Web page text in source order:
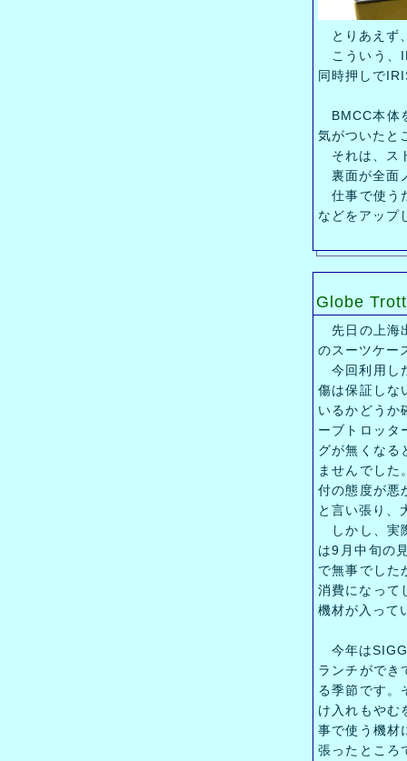
とりあえず
こういう、
同時押しで
BMCC本体
気がついたと
それは、ス
裏面が全面
仕事で使う
などをアップ
Globe
先日の上海
のスーツケー
今回利用し
傷は保証しな
いるかどうか
ーブトロッタ
グが無くなる
ませんでし
付の態度が悪
と言い張り、
しかし、実
は9月中旬の
で無事でした
消費になって
機材が入って
今年は
ランチができ
る季節です。
け入れもやむ
事で使う機材
張ったところ